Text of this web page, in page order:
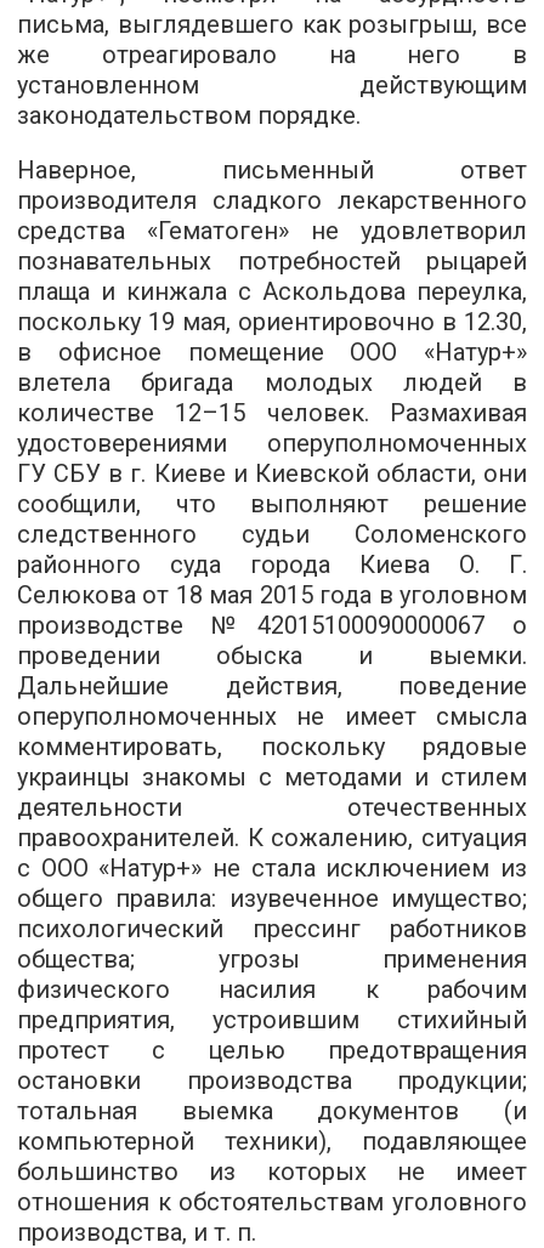
письма, выглядевшего как розыгрыш, все
же отреагировало на него в
установленном действующим
законодательством порядке.
Наверное, письменный ответ
производителя сладкого лекарственного
средства «Гематоген» не удовлетворил
познавательных потребностей рыцарей
плаща и кинжала с Аскольдова переулка,
поскольку 19 мая, ориентировочно в 12.30,
в офисное помещение ООО «Натур+»
влетела бригада молодых людей в
количестве 12–15 человек. Размахивая
удостоверениями оперуполномоченных
ГУ СБУ в г. Киеве и Киевской области, они
сообщили, что выполняют решение
следственного судьи Соломенского
районного суда города Киева О. Г.
Селюкова от 18 мая 2015 года в уголовном
производстве №42015100090000067 о
проведении обыска и выемки.
Дальнейшие действия, поведение
оперуполномоченных не имеет смысла
комментировать, поскольку рядовые
украинцы знакомы с методами и стилем
деятельности отечественных
правоохранителей. К сожалению, ситуация
с ООО «Натур+» не стала исключением из
общего правила: изувеченное имущество;
психологический прессинг работников
общества; угрозы применения
физического насилия к рабочим
предприятия, устроившим стихийный
протест с целью предотвращения
остановки производства продукции;
тотальная выемка документов (и
компьютерной техники), подавляющее
большинство из которых не имеет
отношения к обстоятельствам уголовного
производства, и т. п.